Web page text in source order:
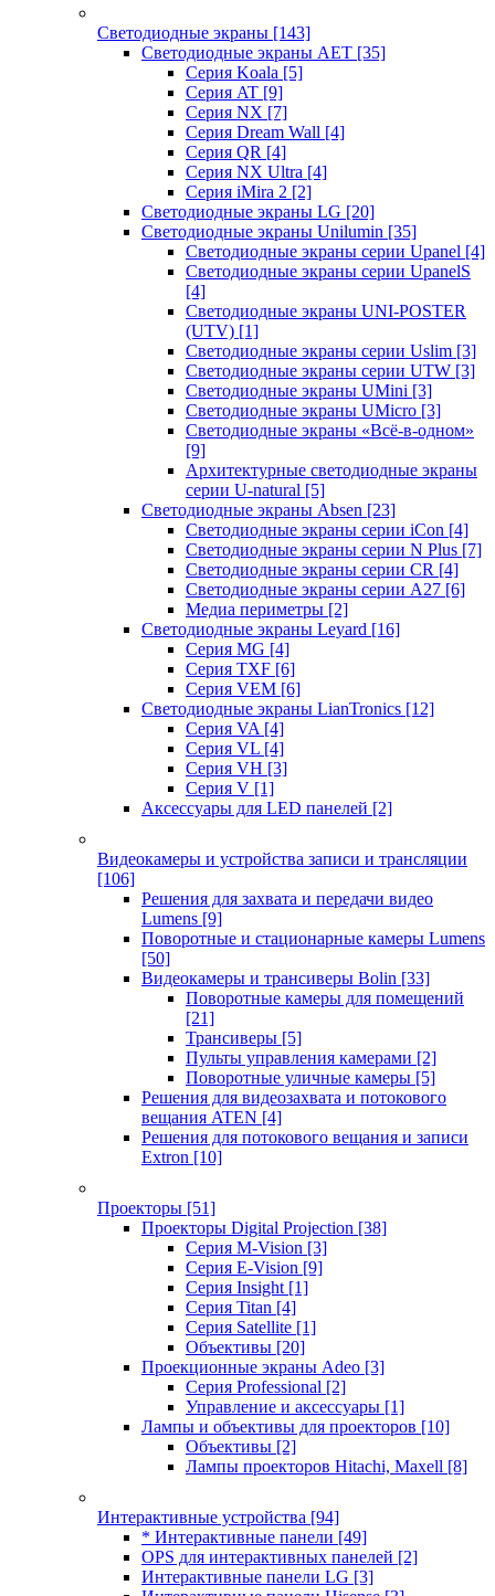
Светодиодные экраны [143]
Светодиодные экраны AET [35]
Cерия Koala [5]
Серия AT [9]
Серия NX [7]
Серия Dream Wall [4]
Серия QR [4]
Серия NX Ultra [4]
Серия iMira 2 [2]
Светодиодные экраны LG [20]
Светодиодные экраны Unilumin [35]
Светодиодные экраны серии Upanel [4]
Светодиодные экраны серии UpanelS
[4]
Светодиодные экраны UNI-POSTER
(UTV) [1]
Светодиодные экраны серии Uslim [3]
Светодиодные экраны серии UTW [3]
Светодиодные экраны UMini [3]
Светодиодные экраны UMicro [3]
Светодиодные экраны «Всё-в-одном»
[9]
Архитектурные светодиодные экраны
серии U-natural [5]
Светодиодные экраны Absen [23]
Светодиодные экраны серии iCon [4]
Светодиодные экраны серии N Plus [7]
Светодиодные экраны серии CR [4]
Светодиодные экраны серии А27 [6]
Медиа периметры [2]
Светодиодные экраны Leyard [16]
Серия MG [4]
Серия TXF [6]
Серия VEM [6]
Светодиодные экраны LianTronics [12]
Серия VA [4]
Серия VL [4]
Серия VH [3]
Серия V [1]
Аксессуары для LED панелей [2]
Видеокамеры и устройства записи и трансляции
[106]
Решения для захвата и передачи видео
Lumens [9]
Поворотные и стационарные камеры Lumens
[50]
Видеокамеры и трансиверы Bolin [33]
Поворотные камеры для помещений
[21]
Трансиверы [5]
Пульты управления камерами [2]
Поворотные уличные камеры [5]
Решения для видеозахвата и потокового
вещания ATEN [4]
Решения для потокового вещания и записи
Extron [10]
Проекторы [51]
Проекторы Digital Projection [38]
Серия M-Vision [3]
Серия E-Vision [9]
Серия Insight [1]
Серия Titan [4]
Серия Satellite [1]
Объективы [20]
Проекционные экраны Adeo [3]
Серия Professional [2]
Управление и аксессуары [1]
Лампы и объективы для проекторов [10]
Объективы [2]
Лампы проекторов Hitachi, Maxell [8]
Интерактивные устройства [94]
* Интерактивные панели [49]
OPS для интерактивных панелей [2]
Интерактивные панели LG [3]